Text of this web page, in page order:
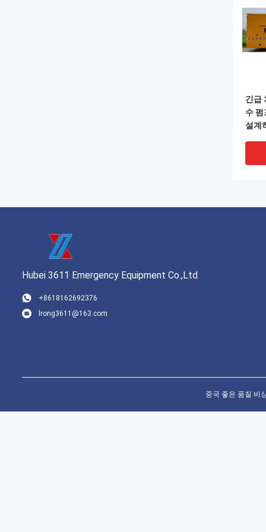
긴급
수
설계
Hubei 3611 Emergency Equipment Co.,Ltd
+8618162692376
lrong3611@163.com
중국 좋은 품질 비